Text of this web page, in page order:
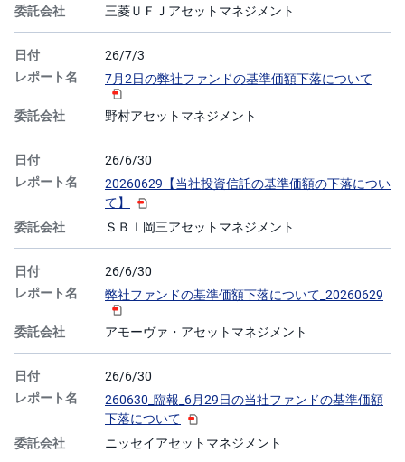
三菱ＵＦＪアセットマネジメント
26/7/3
7月2日の弊社ファンドの基準価額下落について
野村アセットマネジメント
26/6/30
20260629【当社投資信託の基準価額の下落につい
て】
ＳＢＩ岡三アセットマネジメント
26/6/30
弊社ファンドの基準価額下落について_20260629
アモーヴァ・アセットマネジメント
26/6/30
260630_臨報_6月29日の当社ファンドの基準価額
下落について
ニッセイアセットマネジメント